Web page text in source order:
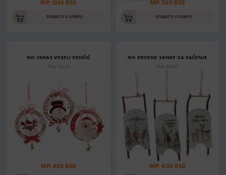
MP: 1345 RSD
DODAJTE U KORPU
MP: 360 RSD
DODAJTE U KORPU
NG UKRAS VESELI VENČIĆ
Šifra: 74208
MP: 430 RSD
NG DRVENE SANKE ZA KAČENJE
Šifra: 52800
MP: 400 RSD